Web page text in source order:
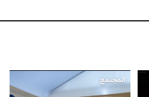
المجتمع